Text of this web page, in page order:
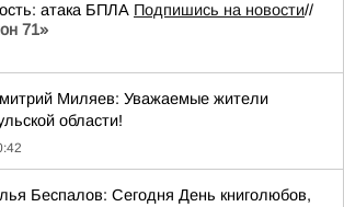
атака БПЛА Подпишись на новости//
71»
Миляев: Уважаемые жители
области!
Беспалов: Сегодня День книголюбов,